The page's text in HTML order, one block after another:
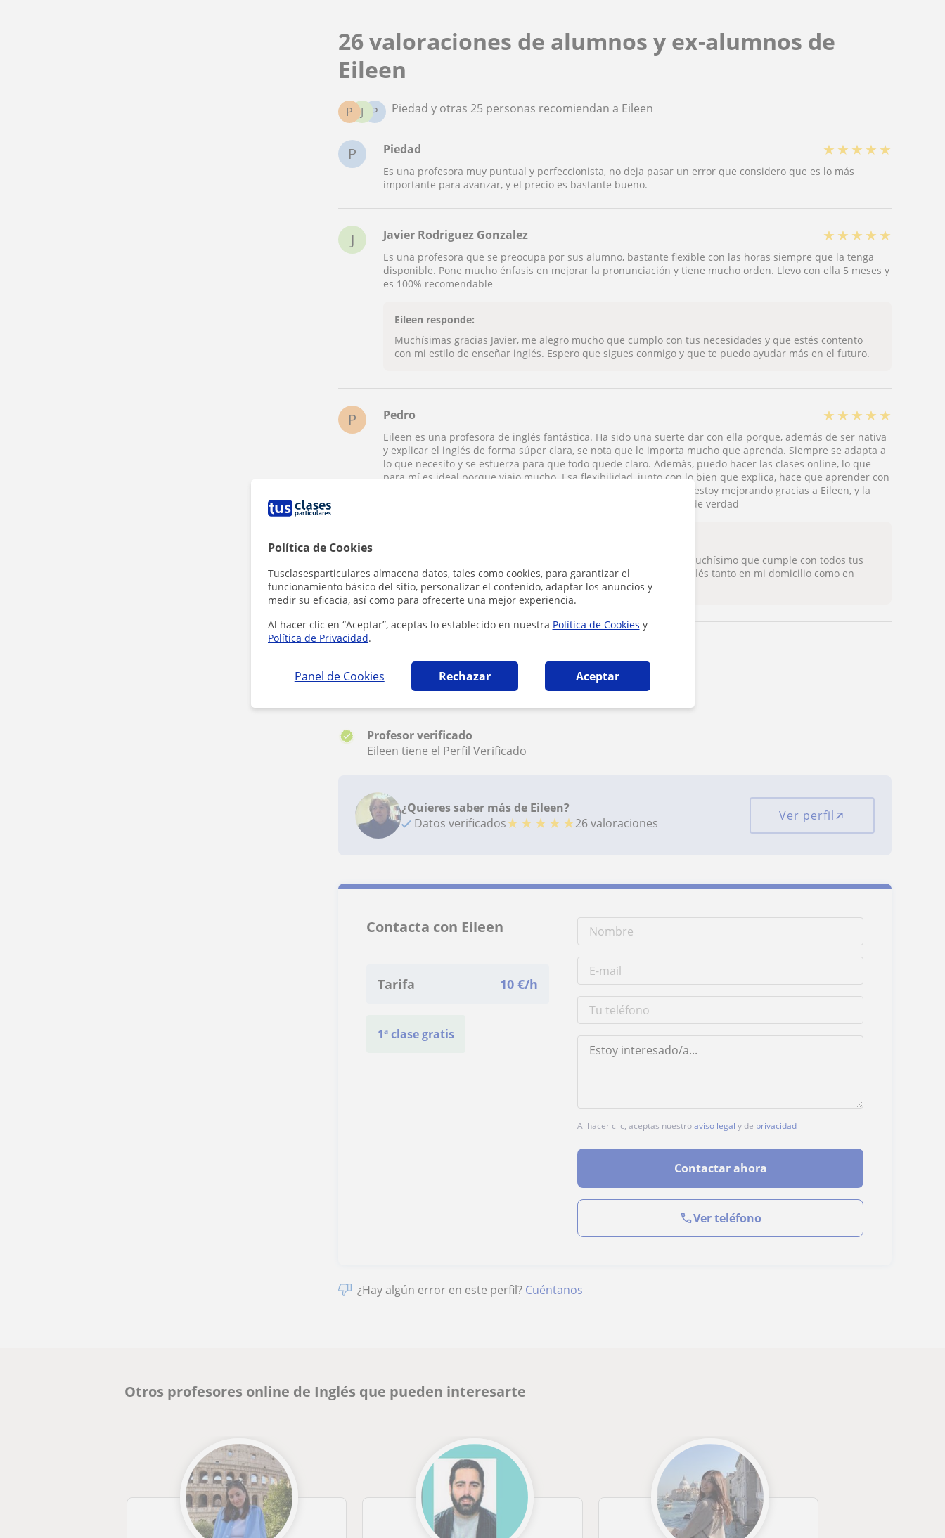
Política de Cookies
Tusclasesparticulares almacena datos, tales como cookies, para garantizar el
funcionamiento básico del sitio, personalizar el contenido, adaptar los anuncios y
medir su eficacia, así como para ofrecerte una mejor experiencia.
Al hacer clic en “Aceptar”, aceptas lo establecido en nuestra Política de Cookies y
Política de Privacidad.
Panel de Cookies Rechazar Aceptar
26 valoraciones de alumnos y ex-alumnos de
Eileen
P
J
P Piedad y otras 25 personas recomiendan a Eileen
P Piedad ★ ★ ★ ★ ★
Es una profesora muy puntual y perfeccionista, no deja pasar un error que considero que es lo más
importante para avanzar, y el precio es bastante bueno.
J Javier Rodriguez Gonzalez ★ ★ ★ ★ ★
Es una profesora que se preocupa por sus alumno, bastante flexible con las horas siempre que la tenga
disponible. Pone mucho énfasis en mejorar la pronunciación y tiene mucho orden. Llevo con ella 5 meses y
es 100% recomendable
Eileen responde:
Muchísimas gracias Javier, me alegro mucho que cumplo con tus necesidades y que estés contento
con mi estilo de enseñar inglés. Espero que sigues conmigo y que te puedo ayudar más en el futuro.
P Pedro ★ ★ ★ ★ ★
Eileen es una profesora de inglés fantástica. Ha sido una suerte dar con ella porque, además de ser nativa
y explicar el inglés de forma súper clara, se nota que le importa mucho que aprenda. Siempre se adapta a
lo que necesito y se esfuerza para que todo quede claro. Además, puedo hacer las clases online, lo que
para mí es ideal porque viajo mucho. Esa flexibilidad, junto con lo bien que explica, hace que aprender con
ella sea cómodo y efectivo. Estoy muy contento con lo mucho que estoy mejorando gracias a Eileen, y la
recomiendo totalmente a cualquiera que quiera aprender inglés de verdad
Muchísimas gracias por tu recomendación Pedro y me alegro muchísimo que cumple con todos tus
necesidades y también disfruto mucho dando mis clases de inglés tanto en mi domicilio como en
linea. Saludos, Eileen
Ver todas las valoraciones
Reconocimientos
Profesor verificado
Eileen tiene el Perfil Verificado
¿Quieres saber más de Eileen?
Datos verificados★ ★ ★ ★ ★26 valoraciones Ver perfil
Contacta con Eileen
Tarifa 10 €/h
1ª clase gratis
Al hacer clic, aceptas nuestroaviso legal y de privacidad
Contactar ahora
Ver teléfono
¿Hay algún error en este perfil? Cuéntanos
Otros profesores online de Inglés que pueden interesarte